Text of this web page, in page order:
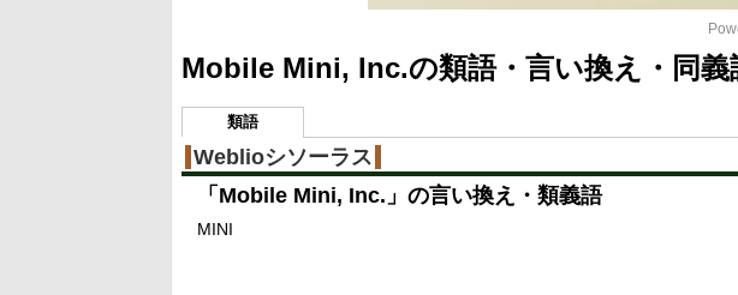
Mobile Mini, Inc.の類語・言い換え・同義
類語
Weblioシソーラス
「 Mobile Mini, Inc. 」の言い換え・類義語
MINI